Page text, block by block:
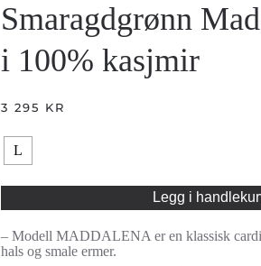
Smaragdgrønn
i 100% kasjmir
3 295 KR
L
Legg i
– Modell MADDALENA er en klassisk
hals og smale ermer.